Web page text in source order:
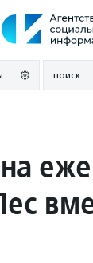
поиск